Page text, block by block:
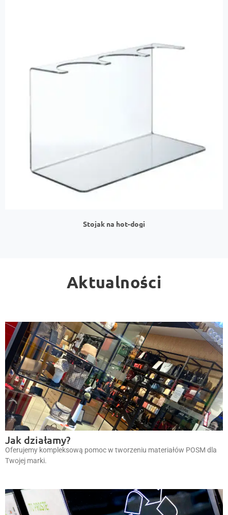
Stojak na hot-dogi
Aktualności
Jak działamy?
Oferujemy kompleksową pomoc w tworzeniu materiałów POSM dla
Twojej marki.